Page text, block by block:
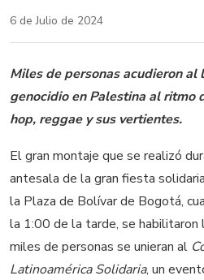
6 de Julio de 2024
Miles de personas acudieron
genocidio en Palestina al ritmo
hop, reggae y sus vertientes.
El gran montaje que se realizó
antesala de la gran fiesta
la Plaza de Bolívar de Bogotá,
la 1:00 de la tarde, se habilitaron
miles de personas se unieran al
Latinoamérica Solidaria, un